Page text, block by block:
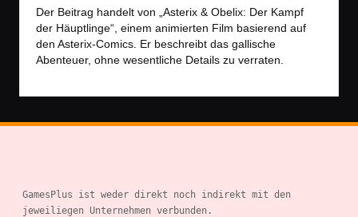
Der Beitrag handelt von „Asterix & Obelix: Der Kampf
der Häuptlinge“, einem animierten Film basierend auf
den Asterix-Comics. Er beschreibt das gallische
Abenteuer, ohne wesentliche Details zu verraten.
GamesPlus ist weder direkt noch indirekt mit den
jeweiliegen Unternehmen verbunden.